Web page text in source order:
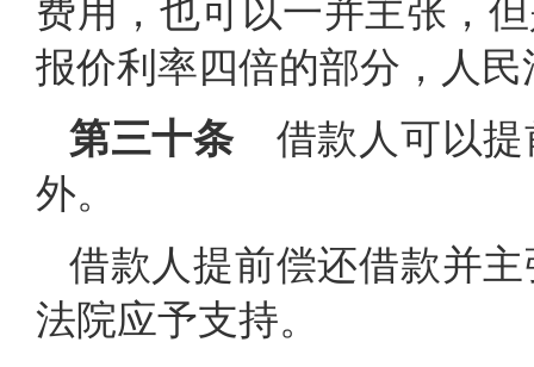
费用，也可以一并主张，
报价利率四倍的部分，人
第三十条借款人可以提
外。
借款人提前偿还借款并
法院应予支持。